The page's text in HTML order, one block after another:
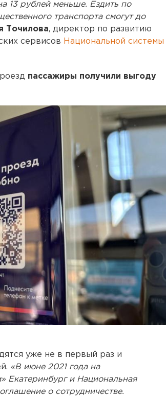
13 рублей меньше. Ездить по
транспорта смогут до
Точилова, директор по развитию
сервисов Национальной системы
пассажиры получили выгоду
уже не в первый раз и
«В июне 2021 года на
Екатеринбург и Национальная
о сотрудничестве.